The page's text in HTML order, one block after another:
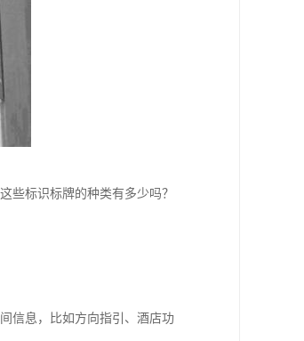
些标识标牌的种类有多少吗？
信息，比如方向指引、酒店功